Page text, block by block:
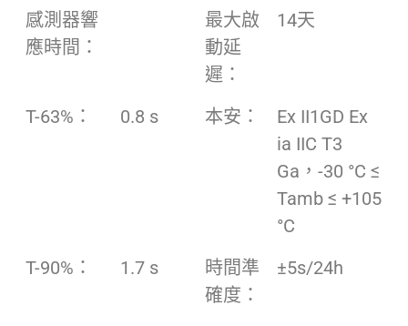
感測器響
應時間：
最大啟
動延
遲：
14天
T-63%： 0.8 s 本安：
Ex II1GD Ex
ia IIC T3
Ga，-30 °C ≤
Tamb ≤ +105
°C
T-90%：
1.7 s
時間準
確度：
±5s/24h